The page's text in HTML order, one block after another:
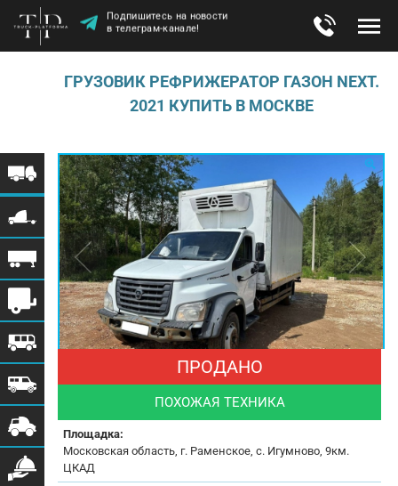
Подпишитесь на новости
в телеграм-канале!
ГРУЗОВИК РЕФРИЖЕРАТОР ГАЗОН NEXT.
2021 КУПИТЬ В МОСКВЕ
ПРОДАНО
ПОХОЖАЯ ТЕХНИКА
Площадка:
Московская область, г. Раменское, с. Игумново, 9км.
ЦКАД